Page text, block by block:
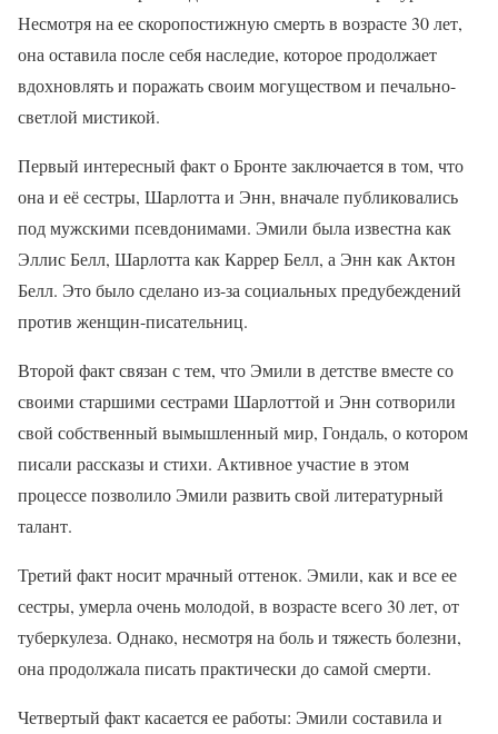
Несмотря на ее скоропостижную смерть в возрасте 30 лет,
она оставила после себя наследие, которое продолжает
вдохновлять и поражать своим могуществом и печально-
светлой мистикой.
Первый интересный факт о Бронте заключается в том, что
она и её сестры, Шарлотта и Энн, вначале публиковались
под мужскими псевдонимами. Эмили была известна как
Эллис Белл, Шарлотта как Каррер Белл, а Энн как Актон
Белл. Это было сделано из-за социальных предубеждений
против женщин-писательниц.
Второй факт связан с тем, что Эмили в детстве вместе со
своими старшими сестрами Шарлоттой и Энн сотворили
свой собственный вымышленный мир, Гондаль, о котором
писали рассказы и стихи. Активное участие в этом
процессе позволило Эмили развить свой литературный
талант.
Третий факт носит мрачный оттенок. Эмили, как и все ее
сестры, умерла очень молодой, в возрасте всего 30 лет, от
туберкулеза. Однако, несмотря на боль и тяжесть болезни,
она продолжала писать практически до самой смерти.
Четвертый факт касается ее работы: Эмили составила и